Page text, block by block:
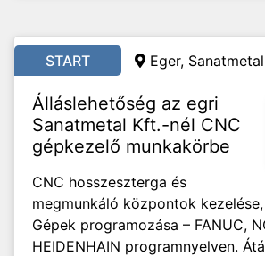
START Eger,
Álláslehetőség az egri
Sanatmetal Kft.-nél CNC
gépkezelő munkakörbe
CNC hosszeszterga és
megmunkáló központok
Gépek programozása – FANUC,
HEIDENHAIN programnyelven.